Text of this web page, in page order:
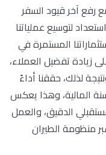
رفع آخر قيود السفر
لتوسيع عملياتنا
المستمرة في
زيادة تفضيل العملاء،
لذلك، حققنا أداءً
المالية، وهذا يعكس
الدقيق، والعمل
منظومة الطيران